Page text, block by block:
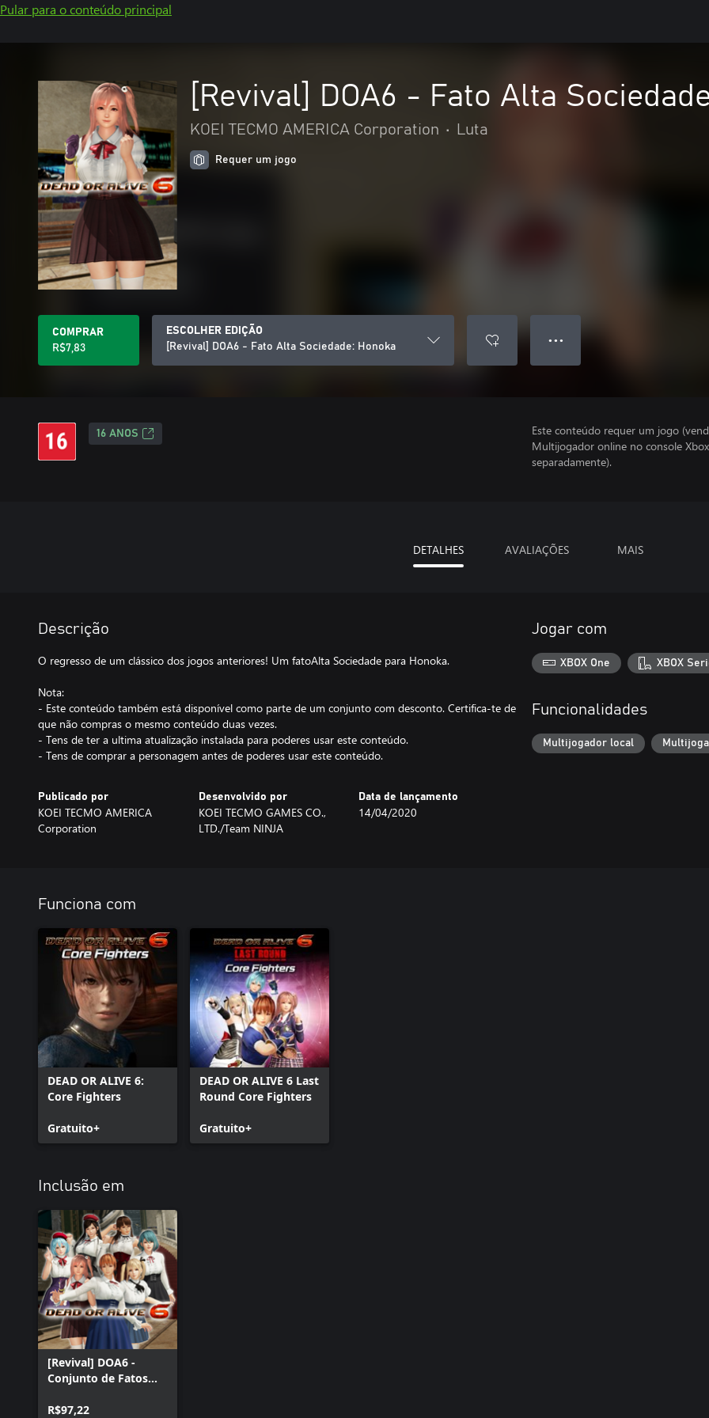
Pular para o conteúdo principal
[Revival] DOA6 - Fato Alta
KOEI TECMO AMERICA Corporation • Luta
Requer um jogo
COMPRAR
R$7,83
ESCOLHER EDIÇÃO
[Revival] DOA6 - Fato Alta Sociedade: Honoka
● ● ●
16 ANOS
Este conteúdo requer um jogo
Multijogador online no console
separadamente).
DETALHES AVALIAÇÕES MAIS
Descrição
O regresso de um clássico dos jogos anteriores! Um fatoAlta Sociedade para Honoka.
Nota:
- Este conteúdo também está disponível como parte de um conjunto com desconto. Certifica-te de
que não compras o mesmo conteúdo duas vezes.
- Tens de ter a ultima atualização instalada para poderes usar este conteúdo.
- Tens de comprar a personagem antes de poderes usar este conteúdo.
Publicado por
KOEI TECMO AMERICA
Corporation
Desenvolvido por
KOEI TECMO GAMES CO.,
LTD./Team NINJA
Data de lançamento
14/04/2020
Jogar com
XBOX One XBOX
Funcionalidades
Multijogador local
Funciona com
DEAD OR ALIVE 6:
Core Fighters
Gratuito+
DEAD OR ALIVE 6 Last
Round Core Fighters
Gratuito+
Inclusão em
[Revival] DOA6 -
Conjunto de Fatos
R$97,22